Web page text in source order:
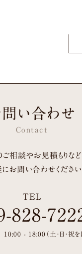
い合わせ
Contact
相談やお見積もりなど、
お問い合わせください
TEL
828-
- 18:00（土・日・祝を除